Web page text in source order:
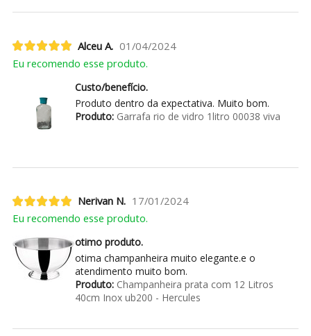
Alceu A. 01/04/2024
Eu recomendo esse produto.
Custo/benefício.
Produto dentro da expectativa. Muito bom.
Produto:Garrafa rio de vidro 1litro 00038 viva
Nerivan N. 17/01/2024
Eu recomendo esse produto.
otimo produto.
otima champanheira muito elegante.e o
atendimento muito bom.
Produto:Champanheira prata com 12 Litros
40cm Inox ub200 - Hercules